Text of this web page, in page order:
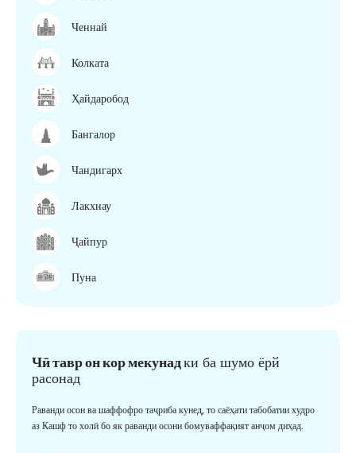
Ченнай
Колката
Ҳайдаробод
Бангалор
Чандигарх
Лакхнау
Ҷайпур
Пуна
Чӣ тавр он кор мекунадки ба шумо ёрй
расонад
Раванди осон ва шаффофро таҷриба кунед, то саёҳати табобатии худро
аз Кашф то холӣ бо як раванди осони бомуваффақият анҷом диҳад.